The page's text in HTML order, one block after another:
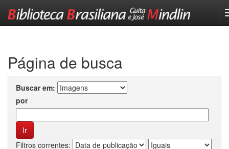
Página de busca
Buscar em:
por
Filtros correntes: